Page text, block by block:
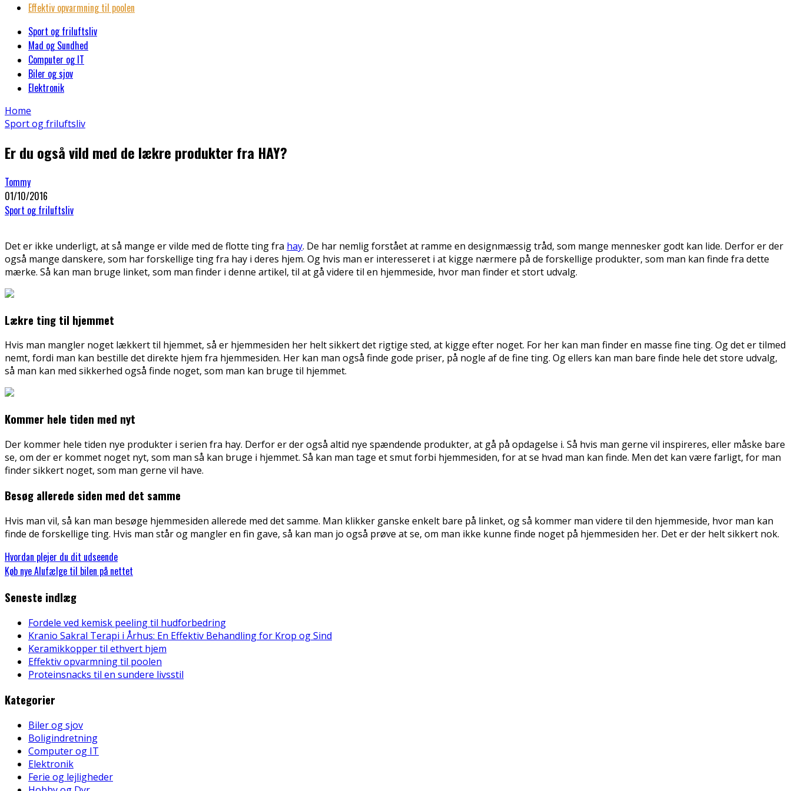
Effektiv opvarmning til poolen
Sport og friluftsliv
Mad og Sundhed
Computer og IT
Biler og sjov
Elektronik
Home
Sport og friluftsliv
Er du også vild med de lækre produkter fra HAY?
Tommy
01/10/2016
Sport og friluftsliv
Det er ikke underligt, at så mange er vilde med de flotte ting fra hay. De har nemlig forstået at ramme en designmæssig tråd, som mange mennesker godt kan lide. Derfor er der
også mange danskere, som har forskellige ting fra hay i deres hjem. Og hvis man er interesseret i at kigge nærmere på de forskellige produkter, som man kan finde fra dette
mærke. Så kan man bruge linket, som man finder i denne artikel, til at gå videre til en hjemmeside, hvor man finder et stort udvalg.
Lækre ting til hjemmet
Hvis man mangler noget lækkert til hjemmet, så er hjemmesiden her helt sikkert det rigtige sted, at kigge efter noget. For her kan man finder en masse fine ting. Og det er tilmed
nemt, fordi man kan bestille det direkte hjem fra hjemmesiden. Her kan man også finde gode priser, på nogle af de fine ting. Og ellers kan man bare finde hele det store udvalg,
så man kan med sikkerhed også finde noget, som man kan bruge til hjemmet.
Kommer hele tiden med nyt
Der kommer hele tiden nye produkter i serien fra hay. Derfor er der også altid nye spændende produkter, at gå på opdagelse i. Så hvis man gerne vil inspireres, eller måske bare
se, om der er kommet noget nyt, som man så kan bruge i hjemmet. Så kan man tage et smut forbi hjemmesiden, for at se hvad man kan finde. Men det kan være farligt, for man
finder sikkert noget, som man gerne vil have.
Besøg allerede siden med det samme
Hvis man vil, så kan man besøge hjemmesiden allerede med det samme. Man klikker ganske enkelt bare på linket, og så kommer man videre til den hjemmeside, hvor man kan
finde de forskellige ting. Hvis man står og mangler en fin gave, så kan man jo også prøve at se, om man ikke kunne finde noget på hjemmesiden her. Det er der helt sikkert nok.
Hvordan plejer du dit udseende
Køb nye Alufælge til bilen på nettet
Seneste indlæg
Fordele ved kemisk peeling til hudforbedring
Kranio Sakral Terapi i Århus: En Effektiv Behandling for Krop og Sind
Keramikkopper til ethvert hjem
Effektiv opvarmning til poolen
Proteinsnacks til en sundere livsstil
Kategorier
Biler og sjov
Boligindretning
Computer og IT
Elektronik
Ferie og lejligheder